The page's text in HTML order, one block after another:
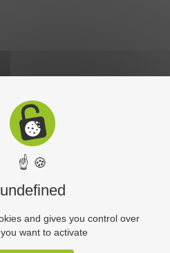
☝ 🍪
undefined
and gives you control over
want to activate